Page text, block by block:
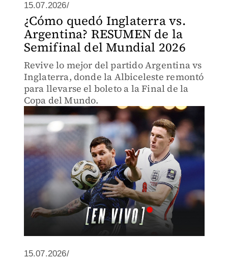
15.07.2026/
¿Cómo quedó Inglaterra vs.
Argentina? RESUMEN de la
Semifinal del Mundial 2026
Revive lo mejor del partido Argentina vs
Inglaterra, donde la Albiceleste remontó
para llevarse el boleto a la Final de la
Copa del Mundo.
15.07.2026/